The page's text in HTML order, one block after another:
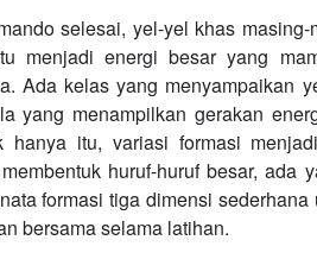
selesai, yel-yel khas
menjadi energi besar yang
Ada kelas yang menyampaikan
yang menampilkan gerakan
hanya itu, variasi formasi
huruf-huruf besar, ada
formasi tiga dimensi
bersama selama latihan.